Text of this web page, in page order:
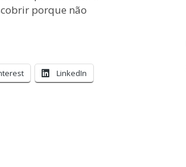
porque não
LinkedIn